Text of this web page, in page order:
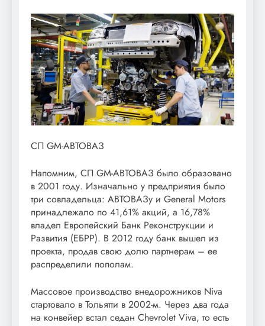
СП GM-АВТОВАЗ
Напомним, СП GM-АВТОВАЗ было образовано
в 2001 году. Изначально у предприятия было
три совладельца: АВТОВАЗу и General Motors
принадлежало по 41,61% акций, а 16,78%
владел Европейский Банк Реконструкции и
Развития (ЕБРР). В 2012 году банк вышел из
проекта, продав свою долю партнерам – ее
распределили пополам.
Массовое производство внедорожников Niva
стартовало в Тольятти в 2002-м. Через два года
на конвейер встал седан Chevrolet Viva, то есть